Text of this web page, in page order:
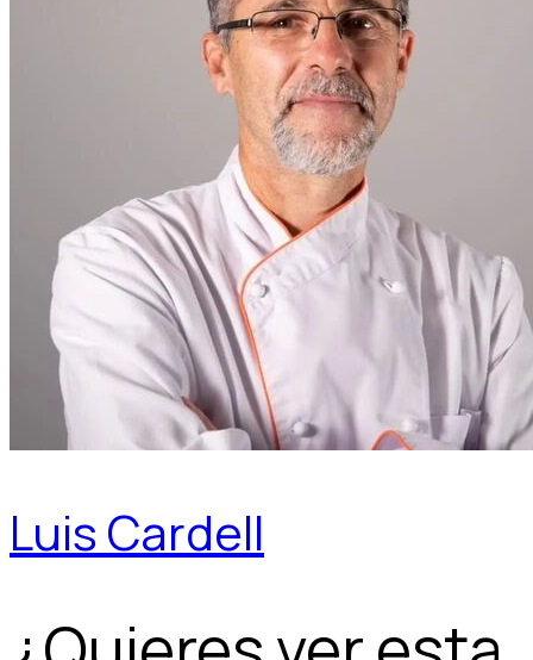
Luis Cardell